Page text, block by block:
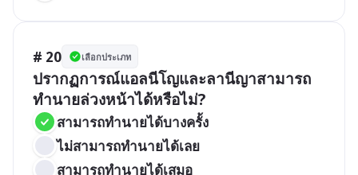
# 20 เลือกประเภท
ปรากฏการณ์แอลนีโญและลานีญาสามารถ
ทำนายล่วงหน้าได้หรือไม่?
สามารถทำนายได้บางครั้ง
ไม่สามารถทำนายได้เลย
สามารถทำนายได้เสมอ